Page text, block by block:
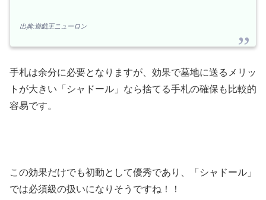
出典:遊戯王ニューロン
手札は余分に必要となりますが、効果で墓地に送るメリッ
トが大きい「シャドール」なら捨てる手札の確保も比較的
容易です。
この効果だけでも初動として優秀であり、「シャドール」
では必須級の扱いになりそうですね！！